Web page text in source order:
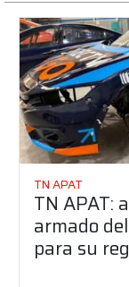
TN APAT
TN APAT:
armado
para su